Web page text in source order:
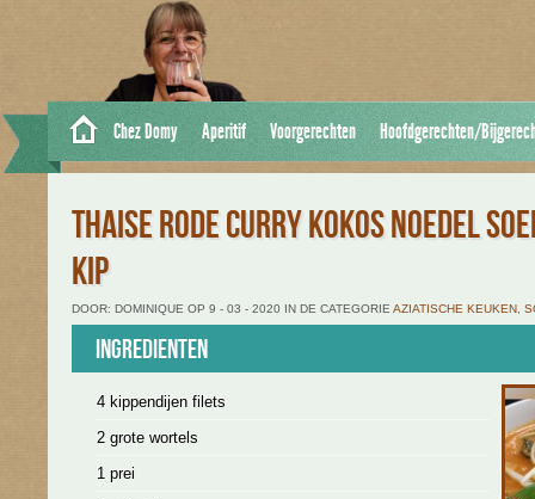
Chez Domy Aperitif Voorgerechten Hoofdgerechten/
THAISE RODE CURRY KOKOS NOEDEL
KIP
DOOR: DOMINIQUE OP 9 - 03 - 2020 IN DE CATEGORIE AZIATISCHE KEUKEN
Ingredienten
4 kippendijen filets
2 grote wortels
1 prei